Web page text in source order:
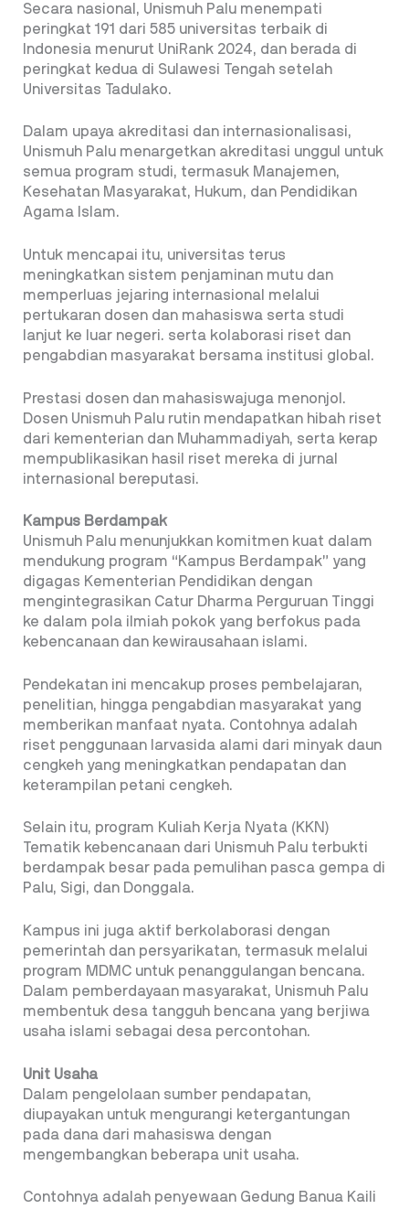
Secara nasional, Unismuh Palu menempati
peringkat 191 dari 585 universitas terbaik di
Indonesia menurut UniRank 2024, dan berada di
peringkat kedua di Sulawesi Tengah setelah
Universitas Tadulako.
Dalam upaya akreditasi dan internasionalisasi,
Unismuh Palu menargetkan akreditasi unggul untuk
semua program studi, termasuk Manajemen,
Kesehatan Masyarakat, Hukum, dan Pendidikan
Agama Islam.
Untuk mencapai itu, universitas terus
meningkatkan sistem penjaminan mutu dan
memperluas jejaring internasional melalui
pertukaran dosen dan mahasiswa serta studi
lanjut ke luar negeri. serta kolaborasi riset dan
pengabdian masyarakat bersama institusi global.
Prestasi dosen dan mahasiswajuga menonjol.
Dosen Unismuh Palu rutin mendapatkan hibah riset
dari kementerian dan Muhammadiyah, serta kerap
mempublikasikan hasil riset mereka di jurnal
internasional bereputasi.
Kampus Berdampak
Unismuh Palu menunjukkan komitmen kuat dalam
mendukung program “Kampus Berdampak” yang
digagas Kementerian Pendidikan dengan
mengintegrasikan Catur Dharma Perguruan Tinggi
ke dalam pola ilmiah pokok yang berfokus pada
kebencanaan dan kewirausahaan islami.
Pendekatan ini mencakup proses pembelajaran,
penelitian, hingga pengabdian masyarakat yang
memberikan manfaat nyata. Contohnya adalah
riset penggunaan larvasida alami dari minyak daun
cengkeh yang meningkatkan pendapatan dan
keterampilan petani cengkeh.
Selain itu, program Kuliah Kerja Nyata (KKN)
Tematik kebencanaan dari Unismuh Palu terbukti
berdampak besar pada pemulihan pasca gempa di
Palu, Sigi, dan Donggala.
Kampus ini juga aktif berkolaborasi dengan
pemerintah dan persyarikatan, termasuk melalui
program MDMC untuk penanggulangan bencana.
Dalam pemberdayaan masyarakat, Unismuh Palu
membentuk desa tangguh bencana yang berjiwa
usaha islami sebagai desa percontohan.
Unit Usaha
Dalam pengelolaan sumber pendapatan,
diupayakan untuk mengurangi ketergantungan
pada dana dari mahasiswa dengan
mengembangkan beberapa unit usaha.
Contohnya adalah penyewaan Gedung Banua Kaili